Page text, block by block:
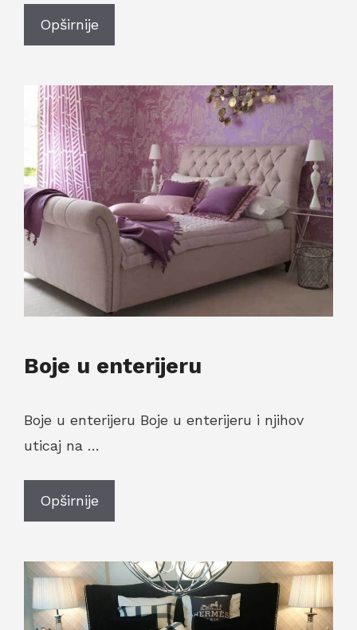
Opširnije
Boje u enterijeru
Boje u enterijeru Boje u enterijeru i njihov
uticaj na …
Opširnije